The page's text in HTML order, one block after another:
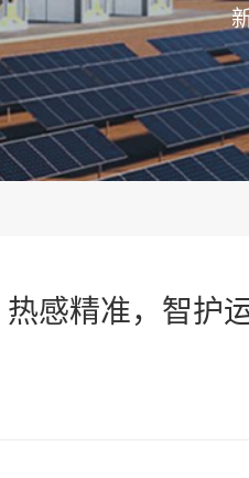
热感精准，智护